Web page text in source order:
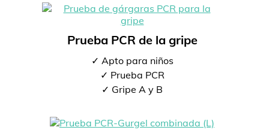
Prueba PCR de la gripe
✓ Apto para niños
✓ Prueba PCR
✓ Gripe A y B